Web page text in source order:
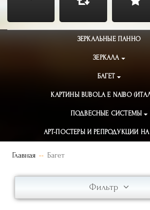
ЗЕРКАЛЬНЫЕ ПАННО
ЗЕРКАЛА
БАГЕТ
КАРТИНЫ BUBOLA E NAIBO
ПОДВЕСНЫЕ СИСТЕМЫ
АРТ-ПОСТЕРЫ И РЕПРОДУКЦИИ НА
Главная Багет
Фильтр